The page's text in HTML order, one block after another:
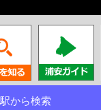
から検索